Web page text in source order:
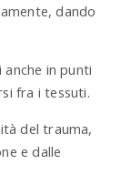
dando
in punti
fra i tessuti.
del trauma,
e dalle